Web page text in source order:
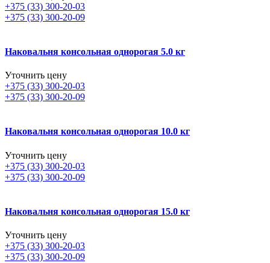
+375 (33) 300-20-03
+375 (33) 300-20-09
Наковальня консольная однорогая 5.0 кг
Уточнить цену
+375 (33) 300-20-03
+375 (33) 300-20-09
Наковальня консольная однорогая 10.0 кг
Уточнить цену
+375 (33) 300-20-03
+375 (33) 300-20-09
Наковальня консольная однорогая 15.0 кг
Уточнить цену
+375 (33) 300-20-03
+375 (33) 300-20-09